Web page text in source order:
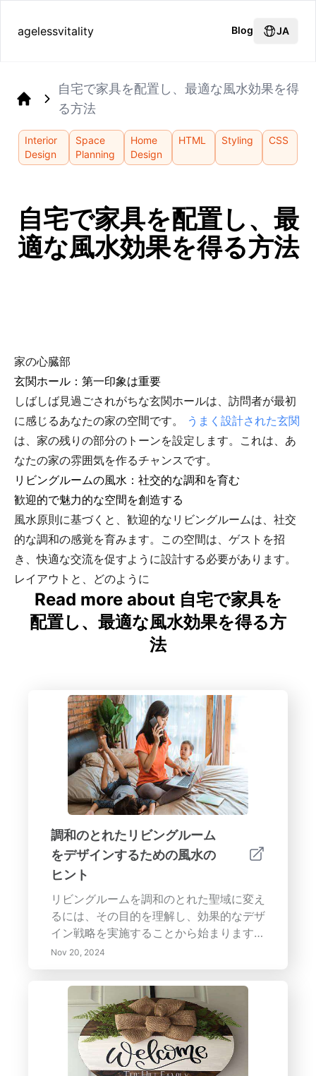
agelessvitality Blog JA
自宅で家具を配置し、最適な風水効果を得
る方法
Interior
Design
Space
Planning
Home
Design
HTML Styling CSS
自宅で家具を配置し、最
適な風水効果を得る方法
家の心臓部
玄関ホール：第一印象は重要
しばしば見過ごされがちな玄関ホールは、訪問者が最初
に感じるあなたの家の空間です。
うまく設計された玄関
は、家の残りの部分のトーンを設定します。これは、あ
なたの家の雰囲気を作るチャンスです。
リビングルームの風水：社交的な調和を育む
歓迎的で魅力的な空間を創造する
風水原則に基づくと、歓迎的なリビングルームは、社交
的な調和の感覚を育みます。この空間は、ゲストを招
き、快適な交流を促すように設計する必要があります。
レイアウトと、どのように
Read more about 自宅で家具を
配置し、最適な風水効果を得る方
法
調和のとれたリビングルーム
をデザインするための風水の
ヒント
リビングルームを調和のとれた聖域に変え
るには、その目的を理解し、効果的なデザ
イン戦略を実施することから始まります。
私たちの包括的なガイドでは、機能の明確
な目標を設定し、自然要素を組み込み、家
具の配置を通じてバランスを達成するなど
の重要なステップをカバーしています。ス
ペース内でタスクの優先順位を効果的に設
定するためのアイゼンハワー・マトリック
スについて学び、生産性を向上させるため
のタイムブロッキングの利点を発見してく
Nov 20, 2024